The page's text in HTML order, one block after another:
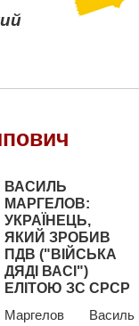
ВАСИЛЬ
МАРГЕЛОВ:
УКРАЇНЕЦЬ,
ЯКИЙ ЗРОБИВ
ПДВ ("ВІЙСЬКА
ДЯДІ ВАСІ")
ЕЛІТОЮ ЗС СРСР
Маргелов Василь